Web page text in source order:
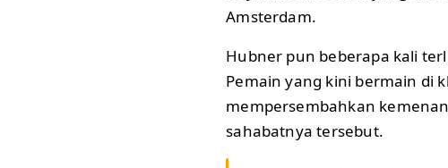
Amsterdam.
Hubner pun beberapa kali
Pemain yang kini bermain di
mempersembahkan
sahabatnya tersebut.